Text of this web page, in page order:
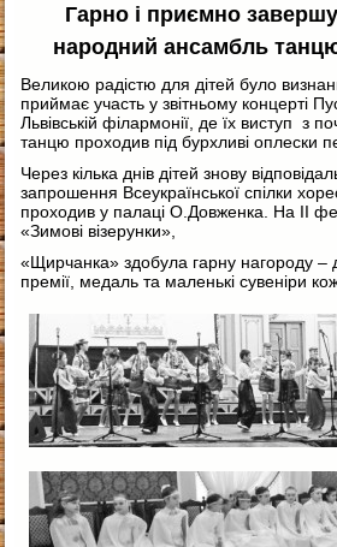
Гарно і приємно
народний ансамбль
Великою радістю для дітей було
приймає участь у звітньому концерті
Львівській філармонії, де їх виступ з
танцю проходив під бурхливі оплески
Через кілька днів дітей знову
запрошення Всеукраїнської спілки
проходив у палаці О.Довженка. На ІІ
«Зимові візерунки»,
«Щирчанка» здобула гарну нагороду –
премії, медаль та маленькі сувеніри